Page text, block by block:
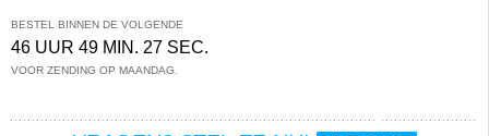
BESTEL BINNEN DE VOLGENDE
46 UUR 49 MIN. 26 SEC.
VOOR ZENDING OP MAANDAG.